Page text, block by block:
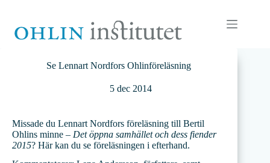
innehåll
Se Lennart Nordfors Ohlinföreläsning
5 dec 2014
Missade du Lennart Nordfors föreläsning till Bertil
Ohlins minne – Det öppna samhället och dess fiender
2015? Här kan du se föreläsningen i efterhand.